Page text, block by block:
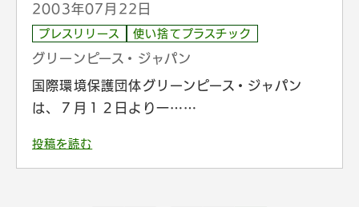
2003年07月22日
プレスリリース 使い捨てプラスチック
グリーンピース・ジャパン
国際環境保護団体グリーンピース・ジャパン
は、７月１２日より一……
投稿を読む